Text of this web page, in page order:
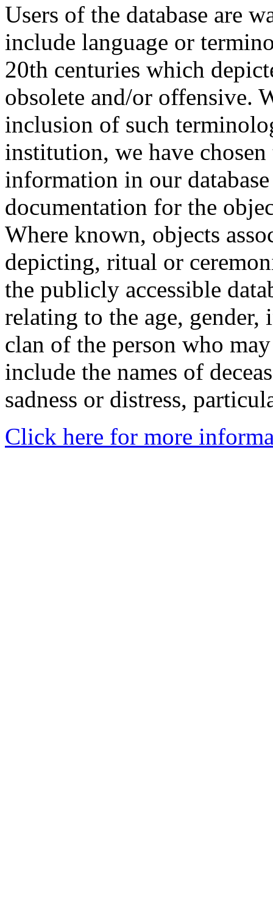
Users of the database are
include language or
20th centuries which
obsolete and/or offensive.
inclusion of such
institution, we have
information in our
documentation for the
Where known, objects
depicting, ritual or
the publicly accessible
relating to the age,
clan of the person who
include the names of
sadness or distress,
Click here for more